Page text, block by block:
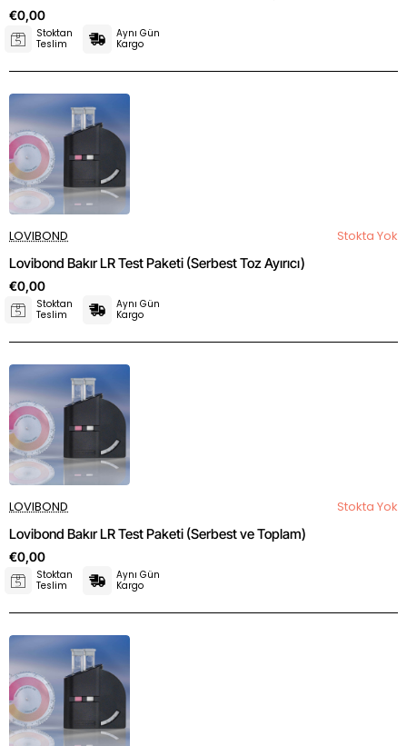
€0,00
Stoktan
Teslim
Aynı Gün
Kargo
LOVIBOND
Stokta Yok
Lovibond Bakır LR Test Paketi (Serbest Toz Ayırıcı)
€0,00
Stoktan
Teslim
Aynı Gün
Kargo
LOVIBOND
Stokta Yok
Lovibond Bakır LR Test Paketi (Serbest ve Toplam)
€0,00
Stoktan
Teslim
Aynı Gün
Kargo